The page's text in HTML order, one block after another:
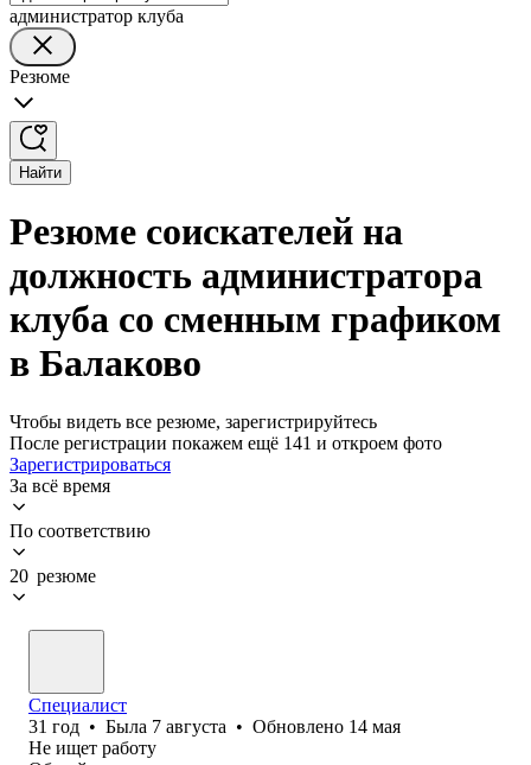
администратор клуба
Резюме
Найти
Резюме соискателей на
должность администратора
клуба со сменным графиком
в Балаково
Чтобы видеть все резюме, зарегистрируйтесь
После регистрации покажем ещё 141 и откроем фото
Зарегистрироваться
За всё время
По соответствию
20 резюме
Специалист
31 год • Была 7 августа • Обновлено 14 мая
Не ищет работу